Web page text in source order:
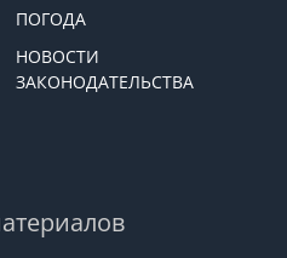
ПОГОДА
НОВОСТИ
ЗАКОНОДАТЕЛЬСТВА